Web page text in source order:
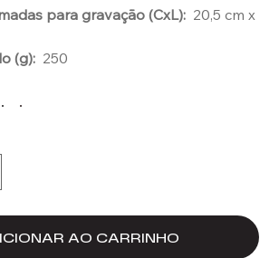
para gravação (CxL): 20,5 cm x
(g): 250
AO CARRINHO